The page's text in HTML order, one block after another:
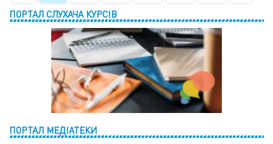
ПОРТАЛ СЛУХАЧА КУРСІВ
ПОРТАЛ МЕДІАТЕКИ